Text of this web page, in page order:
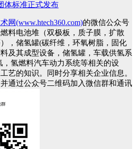
体标准正式发布
网(www.htech360.com)的微信公众号
料电池堆（双极板，质子膜，扩散
，储氢罐(碳纤维，环氧树脂，固化
及其成型设备，储氢罐，车载供氢系
氢燃料汽车动力系统等相关的设
艺的知识。同时分享相关企业信息。
通过公众号二维码加入微信群和通讯